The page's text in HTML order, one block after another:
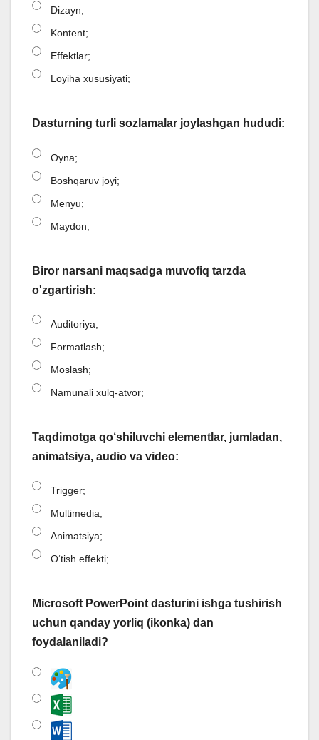
Dizayn;
Kontent;
Effektlar;
Loyiha xususiyati;
Dasturning turli sozlamalar joylashgan hududi:
Oyna;
Boshqaruv joyi;
Menyu;
Maydon;
Biror narsani maqsadga muvofiq tarzda
o'zgartirish:
Auditoriya;
Formatlash;
Moslash;
Namunali xulq-atvor;
Taqdimotga qo‘shiluvchi elementlar, jumladan,
animatsiya, audio va video:
Trigger;
Multimedia;
Animatsiya;
O‘tish effekti;
Microsoft PowerPoint dasturini ishga tushirish
uchun qanday yorliq (ikonka) dan
foydalaniladi?